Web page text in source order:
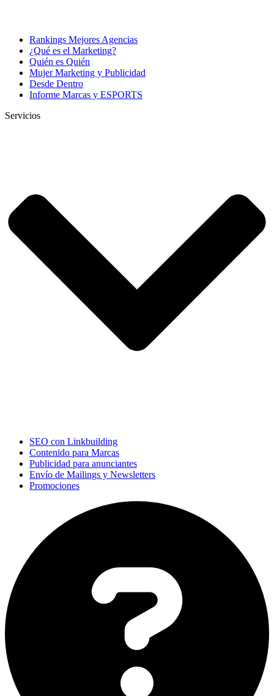
Rankings Mejores Agencias
¿Qué es el Marketing?
Quién es Quién
Mujer Marketing y Publicidad
Desde Dentro
Informe Marcas y ESPORTS
Servicios
SEO con Linkbuilding
Contenido para Marcas
Publicidad para anunciantes
Envío de Mailings y Newsletters
Promociones